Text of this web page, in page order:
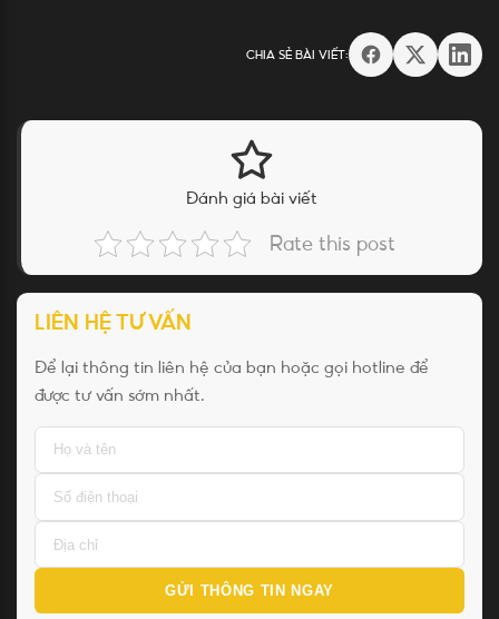
CHIA SẺ BÀI VIẾT:
Đánh giá bài viết
Rate this post
LIÊN HỆ TƯ VẤN
Để lại thông tin liên hệ của bạn hoặc gọi hotline để
được tư vấn sớm nhất.
GỬI THÔNG TIN NGAY